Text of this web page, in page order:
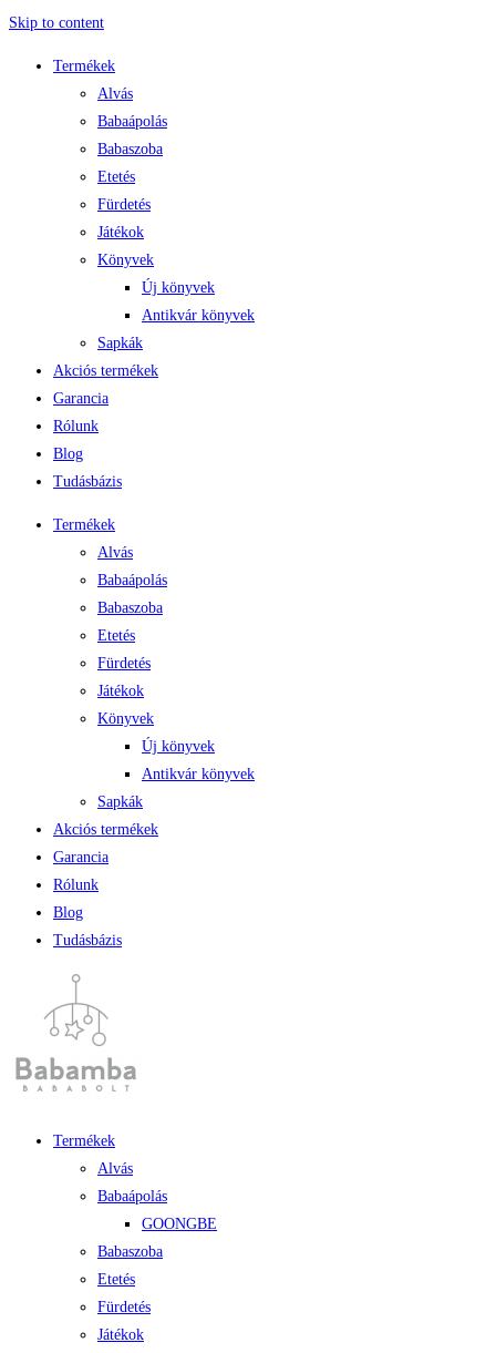
Skip to content
Termékek
Alvás
Babaápolás
Babaszoba
Etetés
Fürdetés
Játékok
Könyvek
Új könyvek
Antikvár könyvek
Sapkák
Akciós termékek
Garancia
Rólunk
Blog
Tudásbázis
Termékek
Alvás
Babaápolás
Babaszoba
Etetés
Fürdetés
Játékok
Könyvek
Új könyvek
Antikvár könyvek
Sapkák
Akciós termékek
Garancia
Rólunk
Blog
Tudásbázis
Termékek
Alvás
Babaápolás
GOONGBE
Babaszoba
Etetés
Fürdetés
Játékok